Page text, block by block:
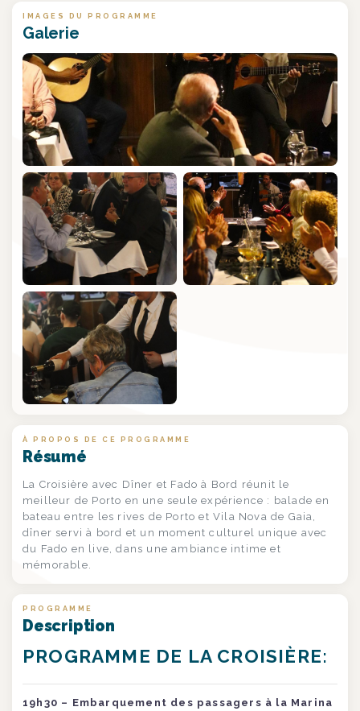
IMAGES DU PROGRAMME
Galerie
À PROPOS DE CE PROGRAMME
Résumé
La Croisière avec Dîner et Fado à Bord réunit le
meilleur de Porto en une seule expérience : balade en
bateau entre les rives de Porto et Vila Nova de Gaia,
dîner servi à bord et un moment culturel unique avec
du Fado en live, dans une ambiance intime et
mémorable.
PROGRAMME
Description
PROGRAMME DE LA CROISIÈRE:
19h30 – Embarquement des passagers à la Marina